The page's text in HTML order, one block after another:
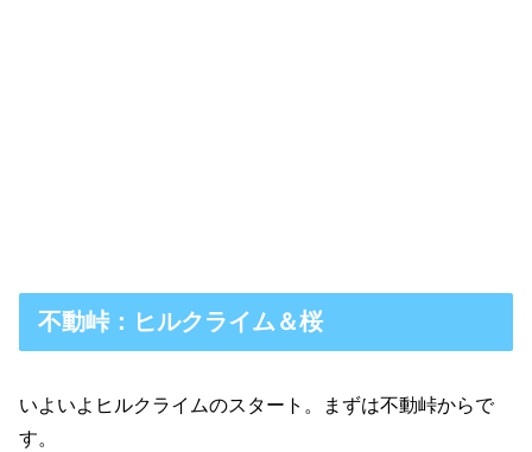
不動峠：ヒルクライム＆桜
いよいよヒルクライムのスタート。まずは不動峠からで
す。